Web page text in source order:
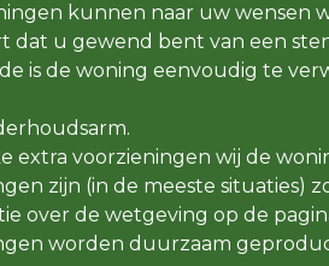
kunnen naar uw wensen
dat u gewend bent van een
is de woning eenvoudig te
extra voorzieningen wij de
zijn (in de meeste situaties)
over de wetgeving op de
worden duurzaam